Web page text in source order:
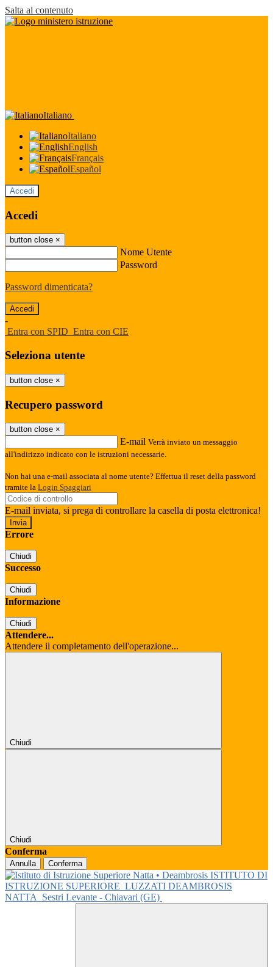
Salta al contenuto
Italiano
Italiano
English
Français
Español
Accedi
Accedi
button close ×
Nome Utente
Password
Password dimenticata?
-
Entra con SPID Entra con CIE
Seleziona utente
button close ×
Recupero password
button close ×
E-mail Verrà inviato un messaggio
all'indirizzo indicato con le istruzioni necessarie.
Non hai una e-mail associata al nome utente? Effettua il reset della password
tramite la Login Spaggiari
E-mail inviata, si prega di controllare la casella di posta elettronica!
Errore
Chiudi
Successo
Chiudi
Informazione
Chiudi
Attendere...
Attendere il completamento dell'operazione...
Chiudi
Chiudi
Conferma
Annulla Conferma
ISTITUTO DI
ISTRUZIONE SUPERIORE LUZZATI DEAMBROSIS
NATTA
Sestri Levante - Chiavari (GE)